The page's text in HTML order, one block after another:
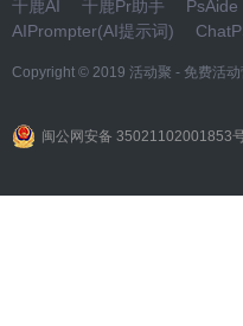
千鹿AI
千鹿Pr助手 PsAide
AIPrompter(AI提示词)
Copyright © 2019 活动聚 - 免费活
闽公网安备 35021102001853